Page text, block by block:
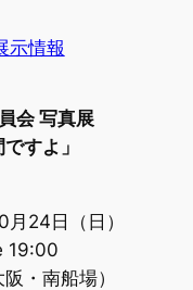
示情報
会 写真展
すよ」
24日（日）
19:00
・南船場）